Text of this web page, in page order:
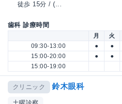
徒歩 15分 / (...
歯科 診療時間
月 火
09:30-13:00
● ●
15:00-20:00
● ●
15:00-19:00
クリニック 鈴木眼科